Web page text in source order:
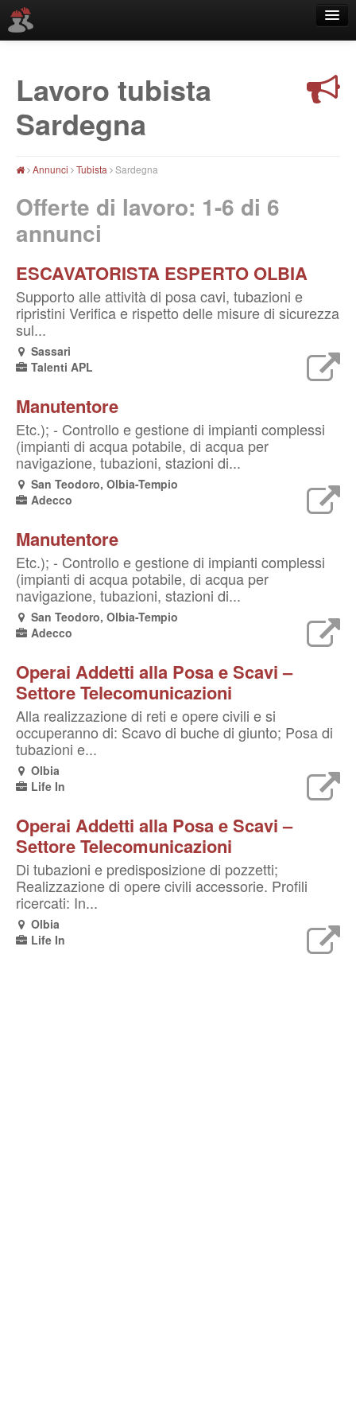
Località
Lavoro tubista
Sardegna
Annunci Tubista Sardegna
Offerte di lavoro: 1-6 di 6
annunci
ESCAVATORISTA ESPERTO OLBIA
Supporto alle attività di posa cavi, tubazioni e
ripristini Verifica e rispetto delle misure di sicurezza
sul...
Sassari
Talenti APL
Manutentore
Etc.); - Controllo e gestione di impianti complessi
(impianti di acqua potabile, di acqua per
navigazione, tubazioni, stazioni di...
San Teodoro, Olbia-Tempio
Adecco
Manutentore
Etc.); - Controllo e gestione di impianti complessi
(impianti di acqua potabile, di acqua per
navigazione, tubazioni, stazioni di...
San Teodoro, Olbia-Tempio
Adecco
Operai Addetti alla Posa e Scavi –
Settore Telecomunicazioni
Alla realizzazione di reti e opere civili e si
occuperanno di: Scavo di buche di giunto; Posa di
tubazioni e...
Olbia
Life In
Operai Addetti alla Posa e Scavi –
Settore Telecomunicazioni
Di tubazioni e predisposizione di pozzetti;
Realizzazione di opere civili accessorie. Profili
ricercati: In...
Olbia
Life In